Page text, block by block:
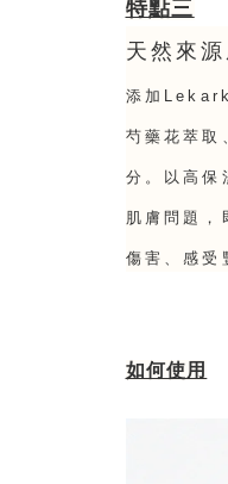
特點三
天然來
添加
芍藥花萃取
分。以高保
肌膚問題，
傷害、感受
如何使用